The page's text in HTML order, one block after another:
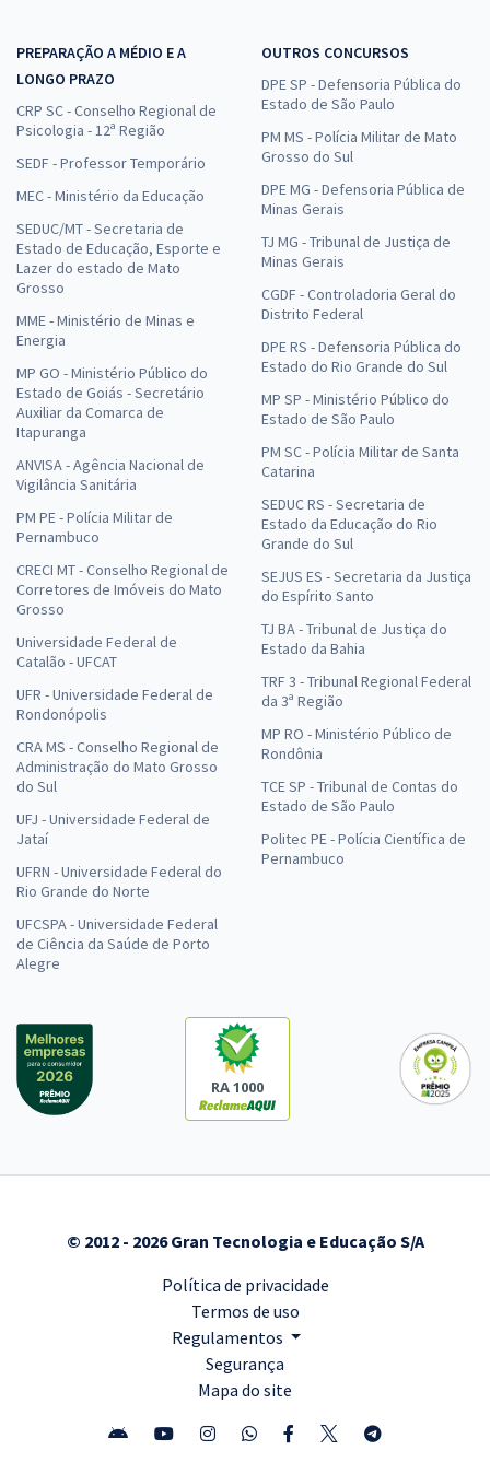
PREPARAÇÃO A MÉDIO E A
LONGO PRAZO
CRP SC - Conselho Regional de
Psicologia - 12ª Região
SEDF - Professor Temporário
MEC - Ministério da Educação
SEDUC/MT - Secretaria de
Estado de Educação, Esporte e
Lazer do estado de Mato
Grosso
MME - Ministério de Minas e
Energia
MP GO - Ministério Público do
Estado de Goiás - Secretário
Auxiliar da Comarca de
Itapuranga
ANVISA - Agência Nacional de
Vigilância Sanitária
PM PE - Polícia Militar de
Pernambuco
CRECI MT - Conselho Regional de
Corretores de Imóveis do Mato
Grosso
Universidade Federal de
Catalão - UFCAT
UFR - Universidade Federal de
Rondonópolis
CRA MS - Conselho Regional de
Administração do Mato Grosso
do Sul
UFJ - Universidade Federal de
Jataí
UFRN - Universidade Federal do
Rio Grande do Norte
UFCSPA - Universidade Federal
de Ciência da Saúde de Porto
Alegre
OUTROS CONCURSOS
DPE SP - Defensoria Pública do
Estado de São Paulo
PM MS - Polícia Militar de Mato
Grosso do Sul
DPE MG - Defensoria Pública de
Minas Gerais
TJ MG - Tribunal de Justiça de
Minas Gerais
CGDF - Controladoria Geral do
Distrito Federal
DPE RS - Defensoria Pública do
Estado do Rio Grande do Sul
MP SP - Ministério Público do
Estado de São Paulo
PM SC - Polícia Militar de Santa
Catarina
SEDUC RS - Secretaria de
Estado da Educação do Rio
Grande do Sul
SEJUS ES - Secretaria da Justiça
do Espírito Santo
TJ BA - Tribunal de Justiça do
Estado da Bahia
TRF 3 - Tribunal Regional Federal
da 3ª Região
MP RO - Ministério Público de
Rondônia
TCE SP - Tribunal de Contas do
Estado de São Paulo
Politec PE - Polícia Científica de
Pernambuco
RA 1000
© 2012 - 2026 Gran Tecnologia e Educação S/A
Política de privacidade
Termos de uso
Regulamentos
Segurança
Mapa do site